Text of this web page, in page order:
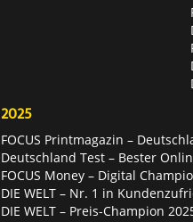
2025
FOCUS Printmagazin –
Deutschland Test – Bester
FOCUS Money – Digital
DIE WELT – Nr. 1 in
DIE WELT – Preis-Champion